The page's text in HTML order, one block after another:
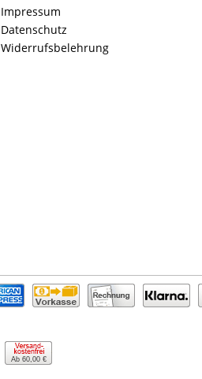
Impressum
Datenschutz
Widerrufsbelehrung
Ab 60,00 €